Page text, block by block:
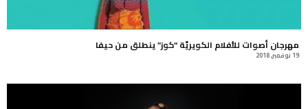
مهرجان أصوات للأفلام الكويريّة “كوز” ينطلق من حيفا
19 نوفمبر, 2018